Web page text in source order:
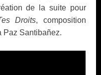
de la suite pour
Droits, composition
Paz Santibañez.